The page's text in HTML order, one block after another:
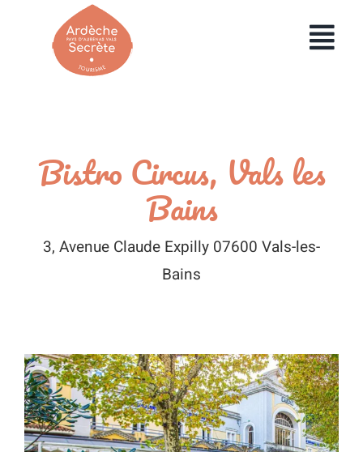
COMMANDER UNE BOX
ENTREPRISES
Bistro Circus, Vals les
Bains
3, Avenue Claude Expilly 07600 Vals-les-
Bains